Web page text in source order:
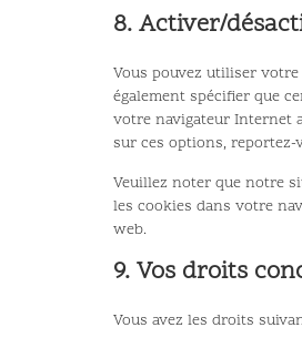
8. Activer/
Vous pouvez utiliser
également spécifier que
votre navigateur Internet
sur ces options,
Veuillez noter que notre
les cookies dans votre
web.
9. Vos droits
Vous avez les droits